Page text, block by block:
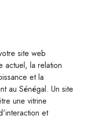
site web
actuel, la relation
et la
au Sénégal. Un site
une vitrine
et